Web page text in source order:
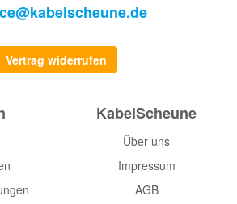
Vertrag widerrufen
KabelScheune
Über uns
Impressum
AGB